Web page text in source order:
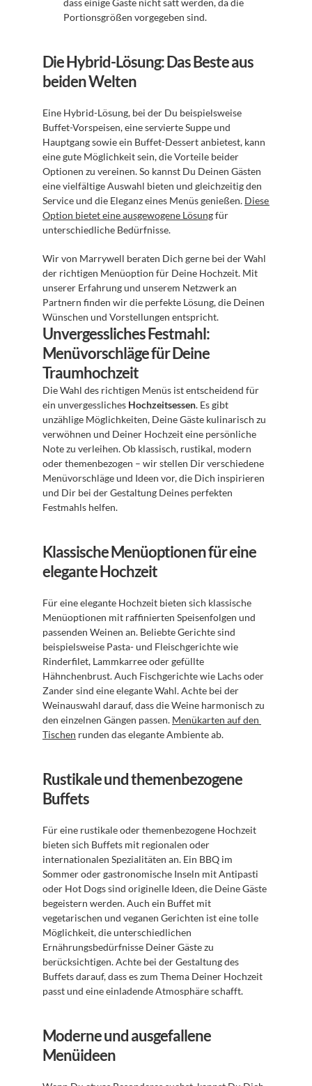
dass einige Gäste nicht satt werden, da die
Portionsgrößen vorgegeben sind.
Die Hybrid-Lösung: Das Beste aus
beiden Welten
Eine Hybrid-Lösung, bei der Du beispielsweise
Buffet-Vorspeisen, eine servierte Suppe und
Hauptgang sowie ein Buffet-Dessert anbietest, kann
eine gute Möglichkeit sein, die Vorteile beider
Optionen zu vereinen. So kannst Du Deinen Gästen
eine vielfältige Auswahl bieten und gleichzeitig den
Service und die Eleganz eines Menüs genießen. Diese
Option bietet eine ausgewogene Lösung für
unterschiedliche Bedürfnisse.
Wir von Marrywell beraten Dich gerne bei der Wahl
der richtigen Menüoption für Deine Hochzeit. Mit
unserer Erfahrung und unserem Netzwerk an
Partnern finden wir die perfekte Lösung, die Deinen
Wünschen und Vorstellungen entspricht.
Unvergessliches Festmahl:
Menüvorschläge für Deine
Traumhochzeit
Die Wahl des richtigen Menüs ist entscheidend für
ein unvergessliches Hochzeitsessen. Es gibt
unzählige Möglichkeiten, Deine Gäste kulinarisch zu
verwöhnen und Deiner Hochzeit eine persönliche
Note zu verleihen. Ob klassisch, rustikal, modern
oder themenbezogen – wir stellen Dir verschiedene
Menüvorschläge und Ideen vor, die Dich inspirieren
und Dir bei der Gestaltung Deines perfekten
Festmahls helfen.
Klassische Menüoptionen für eine
elegante Hochzeit
Für eine elegante Hochzeit bieten sich klassische
Menüoptionen mit raffinierten Speisenfolgen und
passenden Weinen an. Beliebte Gerichte sind
beispielsweise Pasta- und Fleischgerichte wie
Rinderfilet, Lammkarree oder gefüllte
Hähnchenbrust. Auch Fischgerichte wie Lachs oder
Zander sind eine elegante Wahl. Achte bei der
Weinauswahl darauf, dass die Weine harmonisch zu
den einzelnen Gängen passen. Menükarten auf den
Tischen runden das elegante Ambiente ab.
Rustikale und themenbezogene
Buffets
Für eine rustikale oder themenbezogene Hochzeit
bieten sich Buffets mit regionalen oder
internationalen Spezialitäten an. Ein BBQ im
Sommer oder gastronomische Inseln mit Antipasti
oder Hot Dogs sind originelle Ideen, die Deine Gäste
begeistern werden. Auch ein Buffet mit
vegetarischen und veganen Gerichten ist eine tolle
Möglichkeit, die unterschiedlichen
Ernährungsbedürfnisse Deiner Gäste zu
berücksichtigen. Achte bei der Gestaltung des
Buffets darauf, dass es zum Thema Deiner Hochzeit
passt und eine einladende Atmosphäre schafft.
Moderne und ausgefallene
Menüideen